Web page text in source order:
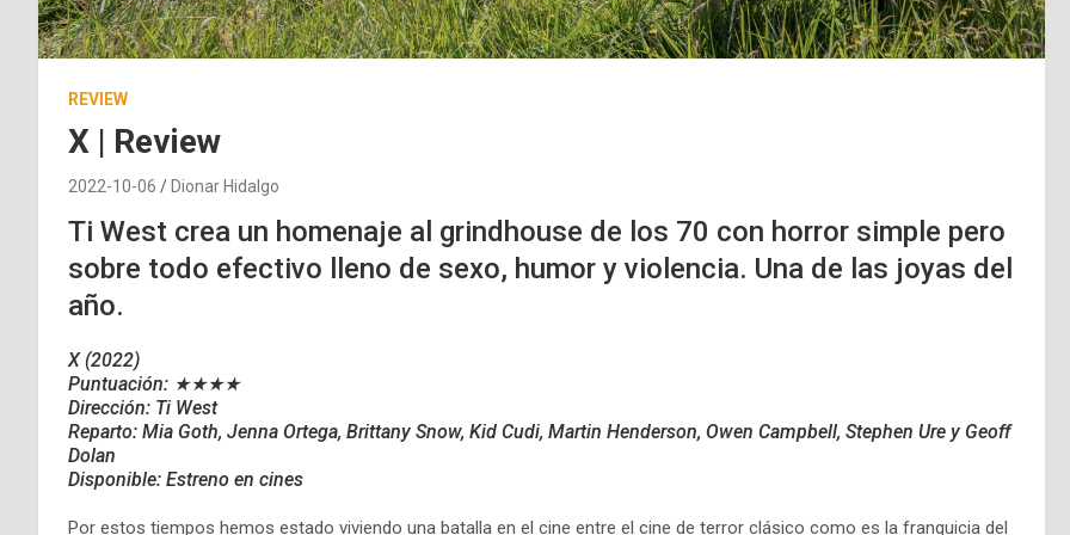
REVIEW
X | Review
2022-10-06 Dionar Hidalgo
Ti West crea un homenaje al grindhouse de los 70 con horror simple pero
sobre todo efectivo lleno de sexo, humor y violencia. Una de las joyas del
año.
X (2022)
Puntuación: ★★★★
Dirección: Ti West
Reparto: Mia Goth, Jenna Ortega, Brittany Snow, Kid Cudi, Martin Henderson, Owen Campbell, Stephen Ure y Geoff
Dolan
Disponible: Estreno en cines
Por estos tiempos hemos estado viviendo una batalla en el cine entre el cine de terror clásico como es la franquicia del